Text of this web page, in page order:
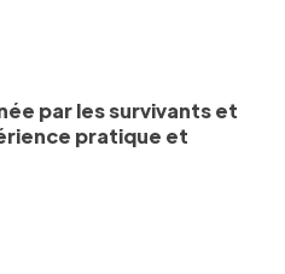
par les survivants et
pratique et